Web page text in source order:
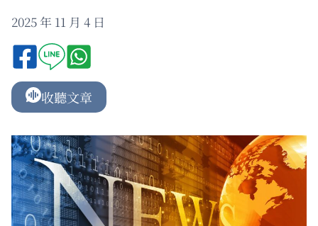
2025 年 11 月 4 日
收聽文章